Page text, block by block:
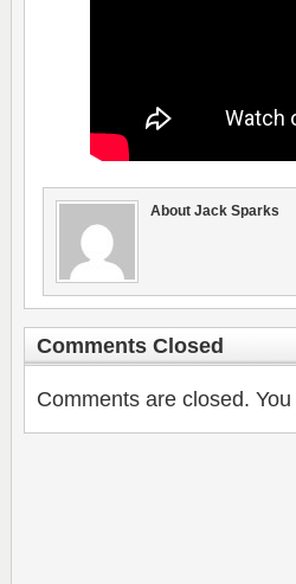
About Jack Sparks
Comments Closed
Comments are closed.